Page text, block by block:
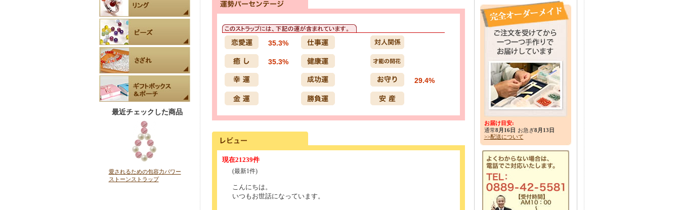
最近チェックした商品
愛されるための包容力パワー
ストーンストラップ
35.3%
35.3%
29.4%
現在21239件
(最新1件)
こんにちは。
いつもお世話になっています。
お届け目安:
通常8月16日 お急ぎ8月13日
>>配送について